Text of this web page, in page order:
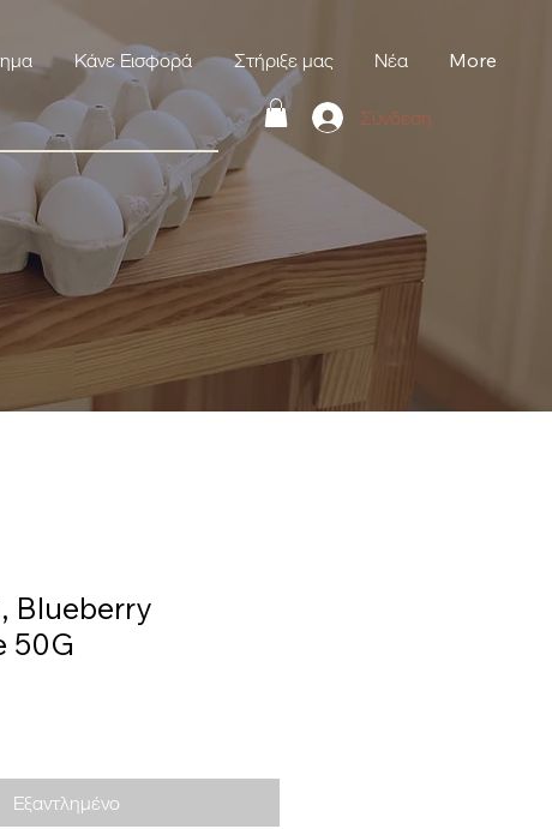
Κάνε Εισφορά Στήριξε μας Νέα More
Σύνδεση
Blueberry
50G
Εξαντλημένο